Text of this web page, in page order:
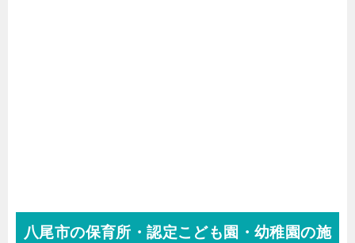
八尾市の保育所・認定こども園・幼稚園の施